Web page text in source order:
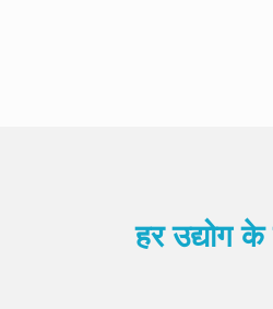
हर उद्योग